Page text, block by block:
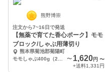
熊野博崇
注文から7~16日で発送
【無薬で育てた香心ポーク】モモ
ブロック/しゃぶ用薄切り
熊本県菊池郡菊陽町
〜 1,620円 〜
+送料1,331円